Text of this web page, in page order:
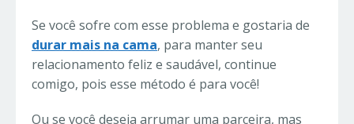
Se você sofre com esse problema e gostaria de
durar mais na cama, para manter seu
relacionamento feliz e saudável, continue
comigo, pois esse método é para você!
Ou se você deseja arrumar uma parceira, mas